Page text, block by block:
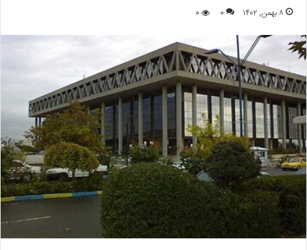
۸ بهمن, ۱۴۰۲ 0
0